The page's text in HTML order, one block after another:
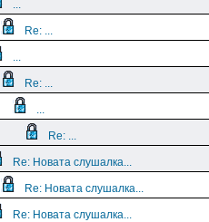
...
Re: ...
...
Re: ...
...
Re: ...
Re: Новата слушалка...
Re: Новата слушалка...
Re: Новата слушалка...